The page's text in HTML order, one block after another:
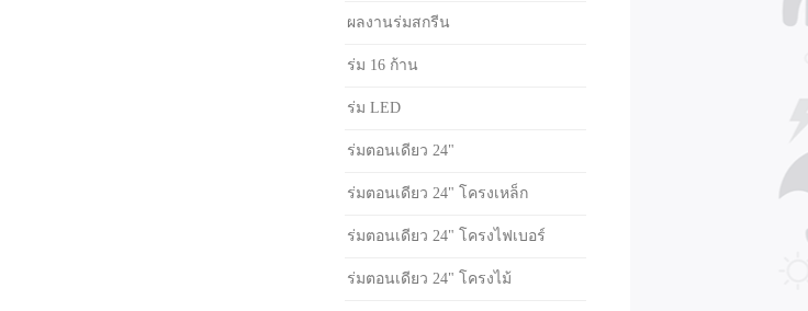
ผลงานร่มสกรีน
ร่ม 16 ก้าน
ร่ม LED
ร่มตอนเดียว 24"
ร่มตอนเดียว 24" โครงเหล็ก
ร่มตอนเดียว 24" โครงไฟเบอร์
ร่มตอนเดียว 24" โครงไม้